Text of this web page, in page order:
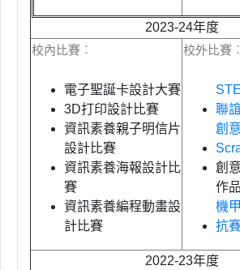
2023-24年度
校內比賽︰
電子聖誕卡設計大賽
3D打印設計比賽
資訊素養親子明信片
設計比賽
資訊素養海報設計比
賽
資訊素養編程動畫設
計比賽
校外比賽︰
聯
創
創
作
機
抗
2022-23年度